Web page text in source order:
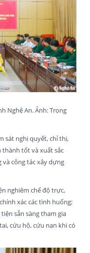
Nghệ An. Ảnh: Trọng
sát nghị quyết, chỉ thị,
thành tốt và xuất sắc
công tác xây dựng
nghiêm chế độ trực,
xác các tình huống;
sẵn sàng tham gia
cứu hộ, cứu nạn khi có